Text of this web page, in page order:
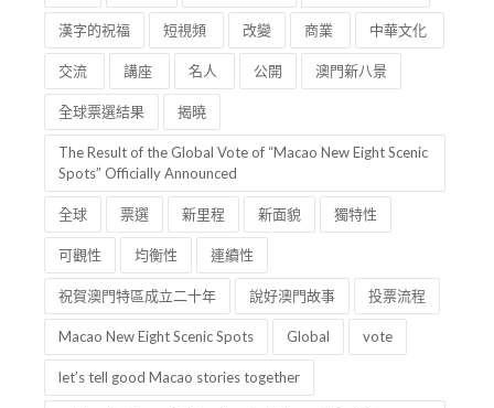
漢字的祝福 短視頻 改變 商業 中華文化
交流 講座 名人 公開 澳門新八景
全球票選結果 揭曉
The Result of the Global Vote of “Macao New Eight Scenic
Spots” Officially Announced
全球 票選 新里程 新面貌 獨特性
可觀性 均衡性 連續性
祝賀澳門特區成立二十年 說好澳門故事 投票流程
Macao New Eight Scenic Spots Global vote
let’s tell good Macao stories together